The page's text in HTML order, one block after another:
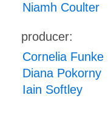
Niamh Coulter
producer:
Cornelia Funke
Diana Pokorny
Iain Softley